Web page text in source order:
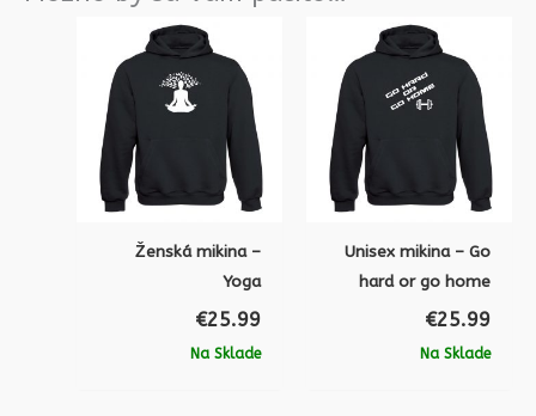
Ženská mikina –
Yoga
€25.99
Na Sklade
Unisex mikina – Go
hard or go home
€25.99
Na Sklade